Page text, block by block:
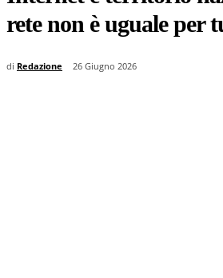
rete non è uguale per
di Redazione 26 Giugno 2026